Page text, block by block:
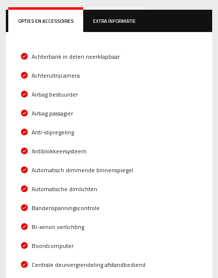
OPTIES EN ACCESSOIRES EXTRA INFORMATIE
Achterbank in delen neerklapbaar
Achteruitrijcamera
Airbag bestuurder
Airbag passagier
Anti-slipregeling
Antiblokkeersysteem
Automatisch dimmende binnenspiegel
Automatische dimlichten
Bandenspanningscontrole
Bi-xenon verlichting
Boordcomputer
Centrale deurvergrendeling afstandbediend